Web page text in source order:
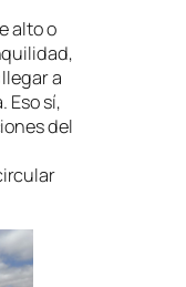
alto o
a
Eso sí,
del